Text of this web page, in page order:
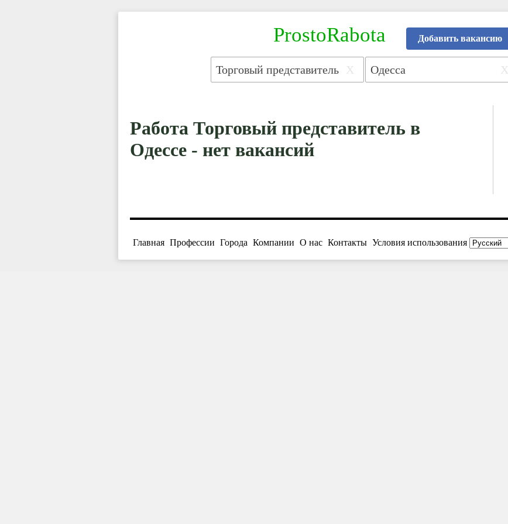
ProstoRabota Добавить вакансию
X X
Работа Торговый представитель в
Одессе - нет вакансий
Главная Профессии Города Компании О нас Контакты Условия использования